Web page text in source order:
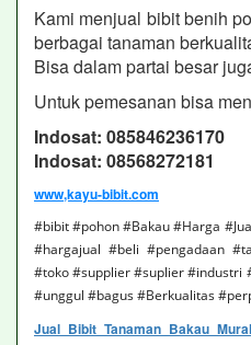
Kami menjual bibit benih
berbagai tanaman
Bisa dalam partai besar
Untuk pemesanan bisa
Indosat: 085846236170
Indosat: 08568272181
www,kayu-bibit.com
#bibit #pohon #Bakau #Harga
#hargajual #beli #pengadaan
#toko #supplier #suplier #industri
#unggul #bagus #Berkualitas
Jual Bibit Tanaman Bakau